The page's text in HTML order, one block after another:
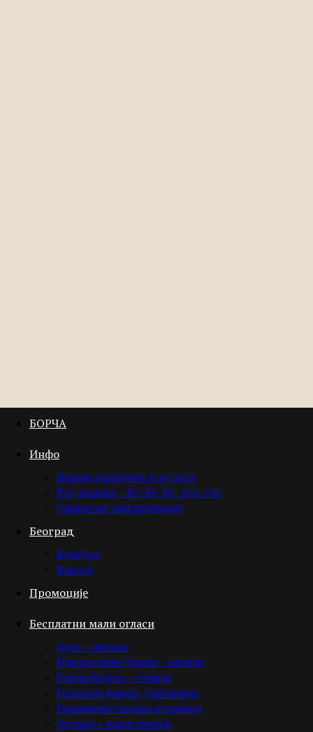
БОРЧА
Инфо
Важни телефони и адресе
Ред вожње – 85-95-96-104-105
Сервисне информације
Београд
Култура
Књига
Промоције
Бесплатни мали огласи
Ауто – огласи
Некретнине Борча – огласи
Посао Борча – огласи
Половне књиге, уџбеници
Приватни часови и превод
Остало – мали огласи